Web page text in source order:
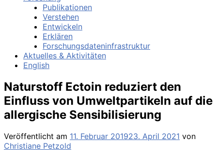
Publikationen
Verstehen
Entwickeln
Erklären
Forschungsdateninfrastruktur
Aktuelles & Aktivitäten
English
Naturstoff Ectoin reduziert den
Einfluss von Umweltpartikeln auf die
allergische Sensibilisierung
Veröffentlicht am 11. Februar 201923. April 2021 von
Christiane Petzold